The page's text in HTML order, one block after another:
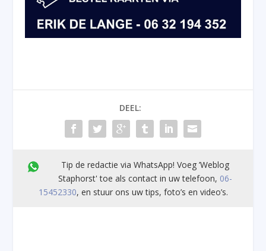
DEEL:
Tip de redactie via WhatsApp! Voeg ’Weblog
Staphorst' toe als contact in uw telefoon, 06-
15452330, en stuur ons uw tips, foto’s en video’s.